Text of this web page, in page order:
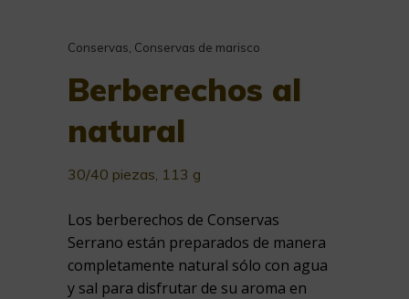
Conservas Conservas de marisco
Berberechos al
natural
30/40 piezas, 113 g
Los berberechos de Conservas
Serrano están preparados de manera
completamente natural sólo con agua
y sal para disfrutar de su aroma en